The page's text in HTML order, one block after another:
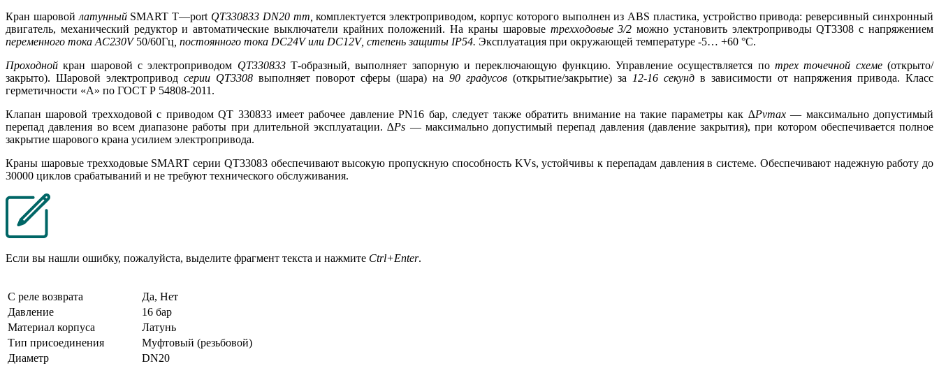
Кран шаровой латунный SMART T—port QT330833 DN20 mm комплектуется электроприводом, корпус которого выполнен из ABS пластика, устройство привода: реверсивный синхронный
двигатель, механический редуктор и автоматические выключатели крайних положений. На краны шаровые трехходовые 3/2 можно установить электроприводыQT3308 с напряжением
переменного тока AC230V 50/60Гц , постоянного тока DC24Vили DC12V, степень защиты IP54. Эксплуатация при окружающей температуре -5… +60 °С.
Проходной кран шаровой с электроприводом QT330833Т-образный, выполняет запорную и переключающую функцию. Управление осуществляется потрех точечной схеме(открыто/
закрыто). Шаровой электропривод серии QT3308 выполняет поворот сферы (шара) на 90 градусов (открытие/закрытие) за 12-16 секунд в зависимости от напряжения привода. Класс
герметичности «А» по ГОСТ Р 54808-2011.
Клапан шаровой трехходовой с приводомQT 330833 имеет рабочее давлениеPN16 бар, следует также обратить внимание на такие параметры как ∆Pvmax— максимально допустимый
перепад давления во всем диапазоне работы при длительной эксплуатации.∆Ps — максимально допустимый перепад давления (давление закрытия), при котором обеспечивается полное
закрытие шарового крана усилием электропривода.
Краны шаровые трехходовые SMART серии QT33083 обеспечивают высокую пропускную способность KVs, устойчивы к перепадам давления в системе. Обеспечивают надежную работу до
30000 циклов срабатываний и не требуют технического обслуживания.
Если вы нашли ошибку, пожалуйста, выделите фрагмент текста и нажмите Ctrl+Enter.
С реле возврата
Да, Нет
Давление
16 бар
Материал корпуса
Латунь
Тип присоединения
Муфтовый (резьбовой)
Диаметр
DN20